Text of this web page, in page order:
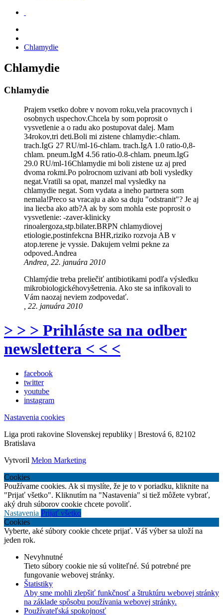
Chlamydie
Chlamydie
Chlamydie
Prajem vsetko dobre v novom roku,vela pracovnych i
osobnych uspechov.Chcela by som poprosit o
vysvetlenie a o radu ako postupovat dalej. Mam
34rokov,tri deti.Boli mi zistene chlamydie:-chlam.
trach.IgG 27 RU/ml-16-chlam. trach.IgA 1.0 ratio-0,8-
chlam. pneum.IgM 4.56 ratio-0.8-chlam. pneum.IgG
29.0 RU/ml-16Chlamydie mi boli zistene uz aj pred
dvoma rokmi.Po polrocnom uzivani atb boli vysledky
negat.Vratili sa opat, manzel mal vysledky na
chlamydie negat. Som vydata a ineho partnera som
nemala!Preco sa vracaju a ako sa duju "odstranit"? Je aj
ina liecba ako atb?A ak by som mohla este poprosit o
vysvetlenie: -zaver-klinicky
rinoalergoza,stp.bilater.BRPN chlamydiovej
etiologie,postinfekcna BHR,riziko rozvoja AB v
atop.terene je vyssie. Dakujem velmi pekne za
odpoved.Andrea
Andrea, 22. januára 2010
Chlamýdie treba preliečiť antibiotikami podľa výsledku
mikrobiologickéhovyšetrenia. Ako ste sa infikovali to
Vám naozaj neviem zodpovedať.
, 22. januára 2010
> > > Prihláste sa na odber
newslettera < < <
facebook
twitter
youtube
instagram
Nastavenia cookies
Liga proti rakovine Slovenskej republiky | Brestová 6, 82102
Bratislava
Vytvoril Melon Marketing
Cookies
Používame cookies. Ak si myslíte, že je to v poriadku, kliknite na
"Prijať všetko". Kliknutím na "Nastavenia" si tiež môžete vybrať,
aký druh súborov cookie chcete povoliť.
Nastavenia Prijať všetko
Cookies
Vyberte, aké súbory cookie chcete prijať. Váš výber sa uloží na
jeden rok.
Nevyhnutné
Tieto súbory cookie nie sú voliteľné. Sú potrebné pre
fungovanie webovej stránky.
Štatistiky
Aby sme mohli zlepšiť funkčnosť a štruktúru webovej stránky
na základe spôsobu používania webovej stránky.
Používateľská spokojnosť